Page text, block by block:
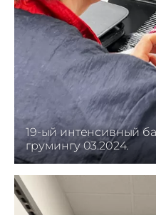
19-ый интенсивный
грумингу 03.2024.